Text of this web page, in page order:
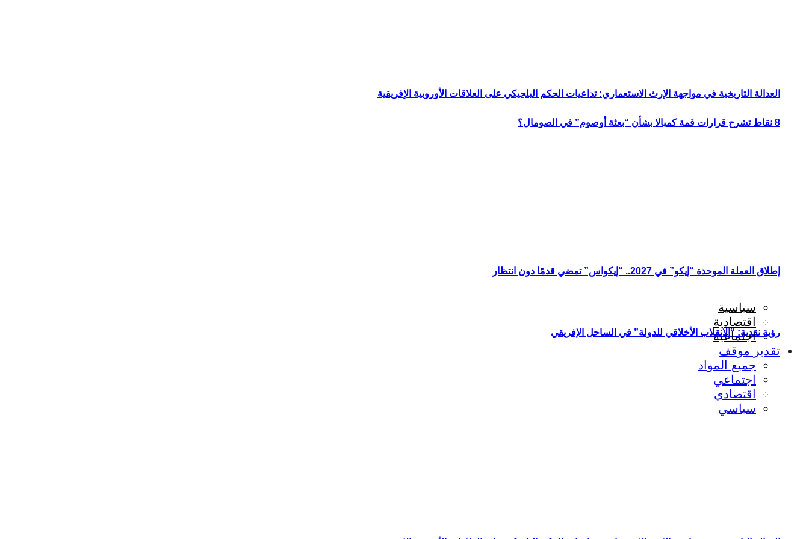
8 نقاط تشرح قرارات قمة كمبالا بشأن “بعثة أوصوم” في الصومال؟
رؤية نقدية: “الانقلاب الأخلاقي للدولة” في الساحل الإفريقي
العدالة التاريخية في مواجهة الإرث الاستعماري: تداعيات الحكم البلجيكي على العلاقات الأوروبية الإفريقية
إطلاق العملة الموحدة “إيكو” في 2027.. “إيكواس” تمضي قدمًا دون انتظار
سياسية
اقتصادية
اجتماعية
تقدير موقف
جميع المواد
اجتماعي
اقتصادي
سياسي